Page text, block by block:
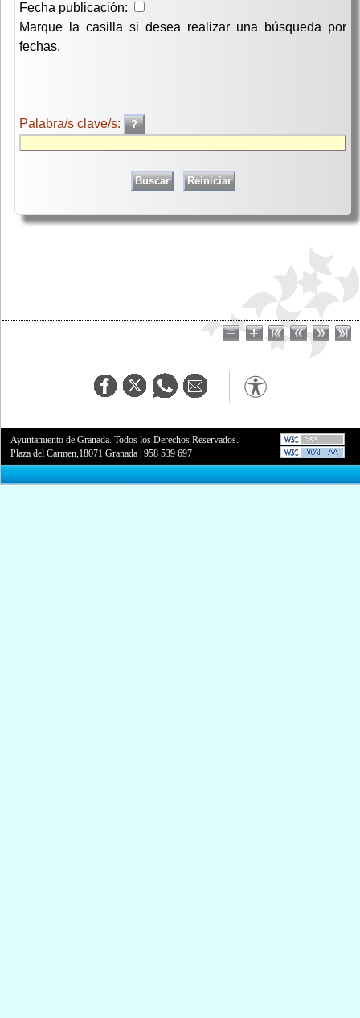
Fecha publicación:
Marque la casilla si desea realizar una búsqueda por
fechas.
Palabra/s clave/s:
Ayuntamiento de Granada. Todos los Derechos Reservados.
Plaza del Carmen,18071 Granada |958 539 697